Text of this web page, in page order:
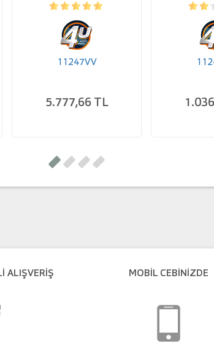
11247VV
5.777,66 TL
ALIŞVERIŞ MOBİL CEBİNİZDE